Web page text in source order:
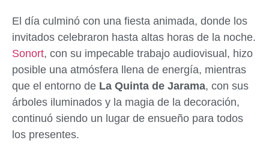
El día culminó con una fiesta animada, donde los
invitados celebraron hasta altas horas de la noche.
Sonort, con su impecable trabajo audiovisual, hizo
posible una atmósfera llena de energía, mientras
que el entorno de La Quinta de Jarama, con sus
árboles iluminados y la magia de la decoración,
continuó siendo un lugar de ensueño para todos
los presentes.